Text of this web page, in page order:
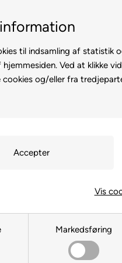
til indsamling af statistik
Ved at klikke
og/eller fra
Markedsføring
Vis
RullemadrasserBolig
type Sortering